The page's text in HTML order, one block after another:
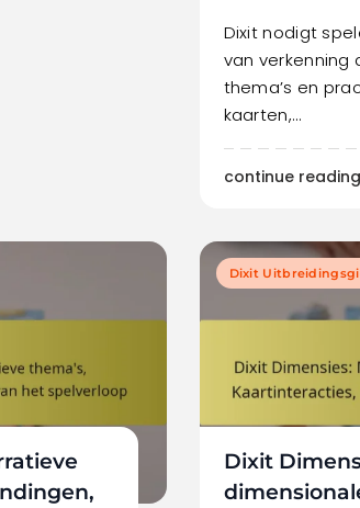
Dixit nodigt
van verkenning
thema’s en
kaarten,…
continue
Dixit
Dixit